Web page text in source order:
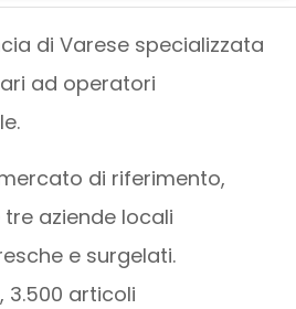
di Varese specializzata
ad operatori
di riferimento,
aziende locali
e surgelati.
3.500 articoli